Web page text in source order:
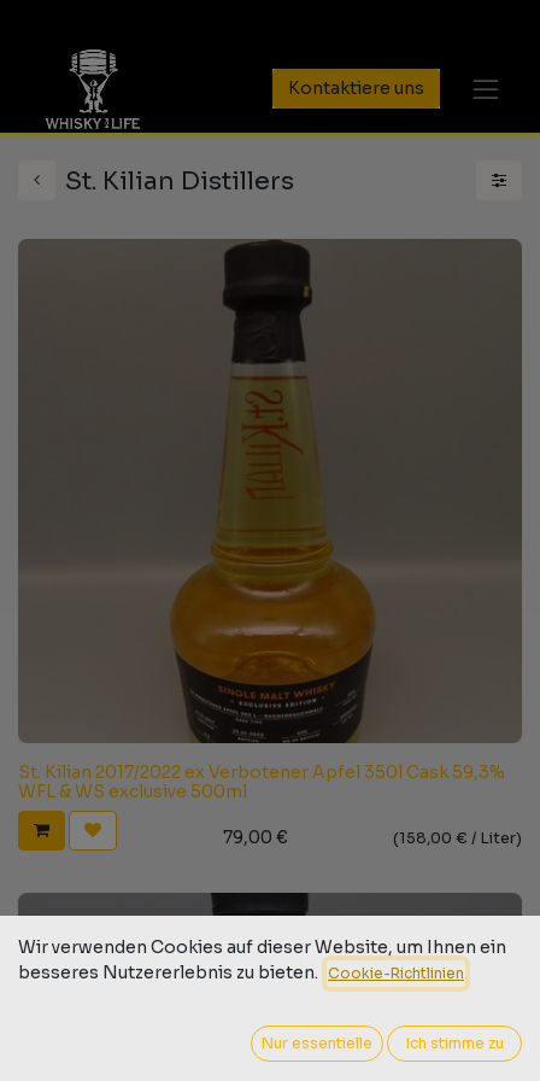
Kontaktiere uns
St. Kilian Distillers
St. Kilian 2017/2022 ex Verbotener Apfel 350l Cask 59,3%
WFL & WS exclusive 500ml
79,00 € (158,00 € / Liter)
Wir verwenden Cookies auf dieser Website, um Ihnen ein
besseres Nutzererlebnis zu bieten. Cookie-Richtlinien
Nur essentielle Ich stimme zu